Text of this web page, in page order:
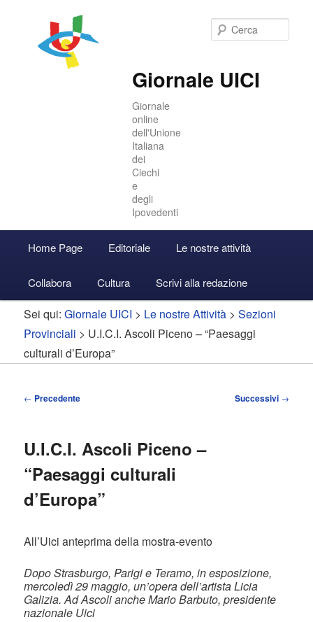
Giornale UICI
Giornale
online
dell'Unione
Italiana
dei
Ciechi
e
degli
Ipovedenti
principale
Vai
al
contenuto
principale
Vai
al
contenuto
secondario
Accedi
Home Page Editoriale Le nostre attività
Collabora Cultura Scrivi alla redazione
Sei qui:Giornale UICI > Le nostre Attività >Sezioni
Provinciali > U.I.C.I. Ascoli Piceno – “Paesaggi
culturali d’Europa”
Navigazione
← Precedente Successivi →
U.I.C.I. Ascoli Piceno –
“Paesaggi culturali
d’Europa”
All’Uici anteprima della mostra-evento
Dopo Strasburgo, Parigi e Teramo, in esposizione,
mercoledì 29 maggio, un’opera dell’artista Licia
Galizia. Ad Ascoli anche Mario Barbuto, presidente
nazionale Uici